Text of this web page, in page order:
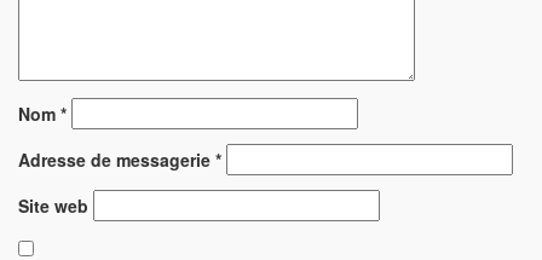
Nom *
Adresse de messagerie *
Site web